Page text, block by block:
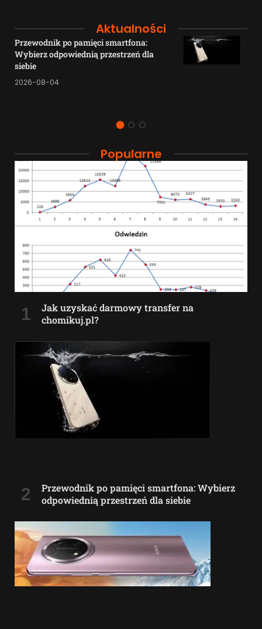
Aktualności
Przewodnik po pamięci smartfona:
Wybierz odpowiednią przestrzeń dla
siebie
2026-08-04
Popularne
Jak uzyskać darmowy transfer na
chomikuj.pl?
Przewodnik po pamięci smartfona: Wybierz
odpowiednią przestrzeń dla siebie